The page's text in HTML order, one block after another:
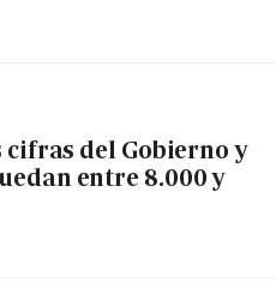
del Gobierno y
entre 8.000 y